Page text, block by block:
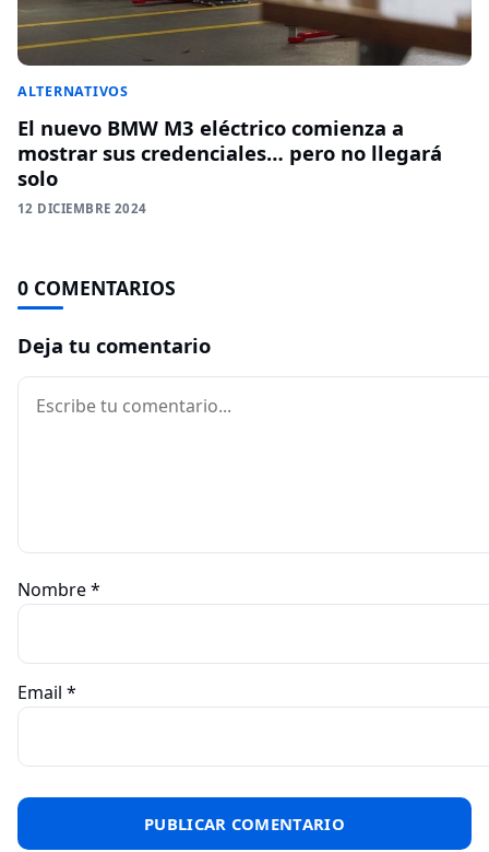
ALTERNATIVOS
El nuevo BMW M3 eléctrico comienza a
mostrar sus credenciales… pero no llegará
solo
12 DICIEMBRE 2024
0 COMENTARIOS
Deja tu comentario
Comentario
Nombre*
Email *